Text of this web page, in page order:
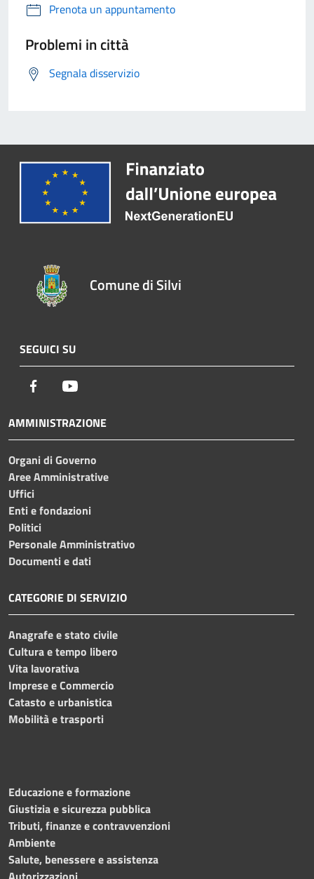
Prenota un appuntamento
Problemi in città
Segnala disservizio
Comune di Silvi
SEGUICI SU
Facebook
AMMINISTRAZIONE
Organi di Governo
Aree Amministrative
Uffici
Enti e fondazioni
Politici
Personale Amministrativo
Documenti e dati
CATEGORIE DI SERVIZIO
Anagrafe e stato civile
Cultura e tempo libero
Vita lavorativa
Imprese e Commercio
Catasto e urbanistica
Mobilità e trasporti
Educazione e formazione
Giustizia e sicurezza pubblica
Tributi, finanze e contravvenzioni
Ambiente
Salute, benessere e assistenza